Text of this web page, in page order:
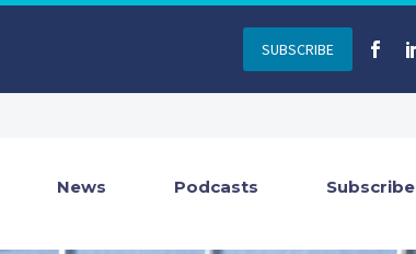
SUBSCRIBE
News Podcasts Subscribe